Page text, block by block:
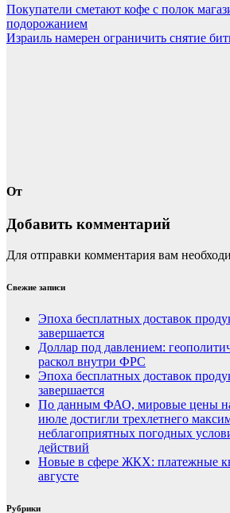
Навигация
по
Покупатели сметают кофе с полок
подорожанием
Израиль намерен ограничить снятие
От
Добавить комментарий
Для отправки комментария вам
Свежие записи
Эпоха бесплатных доставок
завершается
Доллар под давлением:
раскол внутри ФРС
Эпоха бесплатных доставок
завершается
По данным ФАО, мировые цены на
июле достигли трехлетнего
неблагоприятных погодных
действий
Новые в сфере ЖКХ: платежные
августе
Рубрики